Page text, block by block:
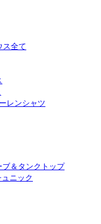
ス全て
レンシャツ
ブ＆タンクトップ
ニック